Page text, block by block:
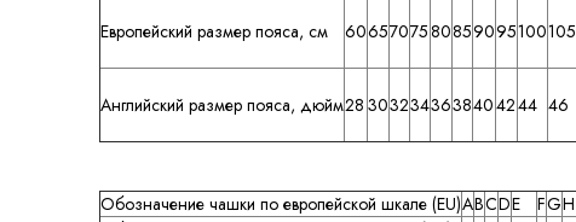
Европейский размер пояса, см 6065707580859095100105
Английский размер пояса, дюйм28 3032343638404244 46
Обозначение чашки по европейской шкале (EU)ABCDE FGH